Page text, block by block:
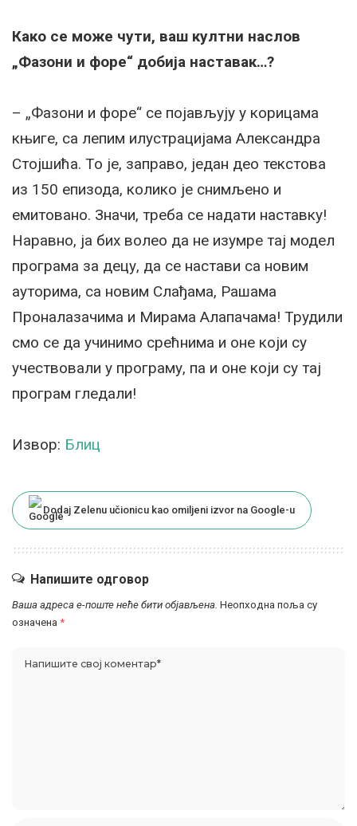
Како се може чути, ваш култни наслов
„Фазони и форе“ добија наставак…?
– „Фазони и форе“ се појављују у корицама
књиге, са лепим илустрацијама Александра
Стојшића. То је, заправо, један део текстова
из 150 епизода, колико је снимљено и
емитовано. Значи, треба се надати наставку!
Наравно, ја бих волео да не изумре тај модел
програма за децу, да се настави са новим
ауторима, са новим Слађама, Рашама
Проналазачима и Мирама Алапачама! Трудили
смо се да учинимо срећнима и оне који су
учествовали у програму, па и оне који су тај
програм гледали!
Извор: Блиц
Dodaj Zelenu učionicu kao omiljeni izvor na Google-u
Напишите одговор
Ваша адреса е-поште неће бити објављена. Неопходна поља су
означена *